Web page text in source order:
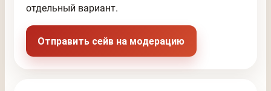
отдельный вариант.
Отправить сейв на модерацию